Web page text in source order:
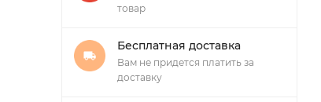
товар
Бесплатная доставка
Вам не придется платить за
доставку